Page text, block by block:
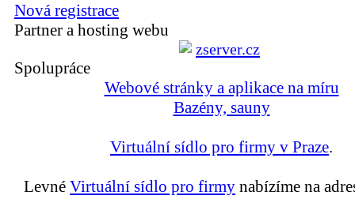
Nová registrace
Partner a hosting webu
Spolupráce
Webové stránky a aplikace na míru
Bazény, sauny
Virtuální sídlo pro firmy v Praze.
Levné Virtuální sídlo pro firmy nabízíme na